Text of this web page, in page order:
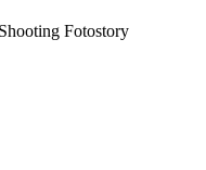
Fotostory